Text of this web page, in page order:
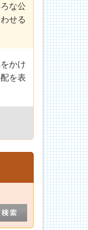
な公
せる
かけ
を表